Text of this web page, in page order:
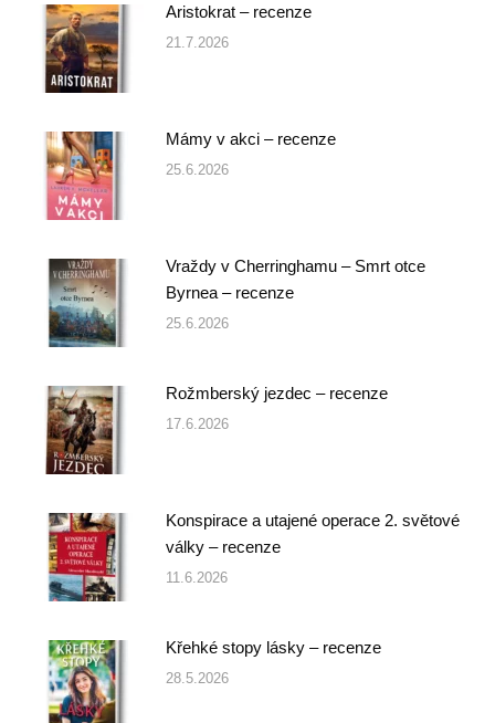
Aristokrat – recenze
21.7.2026
Mámy v akci – recenze
25.6.2026
Vraždy v Cherringhamu – Smrt otce
Byrnea – recenze
25.6.2026
Rožmberský jezdec – recenze
17.6.2026
Konspirace a utajené operace 2. světové
války – recenze
11.6.2026
Křehké stopy lásky – recenze
28.5.2026